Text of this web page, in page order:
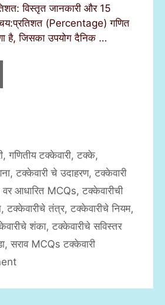
विस्तृत जानकारी और 15
(Percentage) गणित
है, जिसका उपयोग दैनिक …
,गणितीय टक्केवारी,टक्के,
, टक्केवारी चे उदाहरण, टक्केवारी
वर आधारित MCQs, टक्केवारीची
, टक्केवारीचे तंत्र, टक्केवारीचे नियम,
शंका, टक्केवारीचे सविस्तर
, सराव MCQs टक्केवारी